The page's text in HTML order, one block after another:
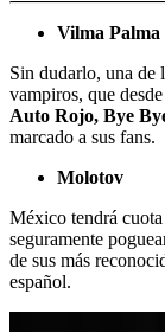
Vilma Palma
Sin dudarlo, una de
vampiros, que
Auto Rojo, Bye
marcado a sus fans.
Molotov
México tendrá
seguramente
de sus más
español.